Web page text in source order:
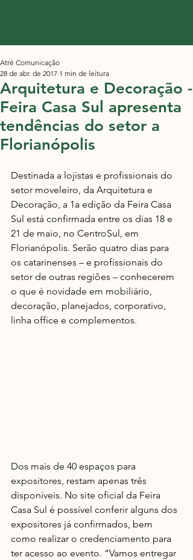
Arquitetura e Decoração -
Feira Casa Sul apresenta
tendências do setor a
Florianópolis
Atré Comunicação
28 de abr. de 2017 1 min de leitura
Destinada a lojistas e profissionais do
setor moveleiro, da Arquitetura e
Decoração, a 1a edição da Feira Casa
Sul está confirmada entre os dias 18 e
21 de maio, no CentroSul, em
Florianópolis. Serão quatro dias para
os catarinenses – e profissionais do
setor de outras regiões – conhecerem
o que é novidade em mobiliário,
decoração, planejados, corporativo,
linha office e complementos.
Dos mais de 40 espaços para
expositores, restam apenas três
disponíveis. No site oficial da Feira
Casa Sul é possível conferir alguns dos
expositores já confirmados, bem
como realizar o credenciamento para
ter acesso ao evento. “Vamos entregar